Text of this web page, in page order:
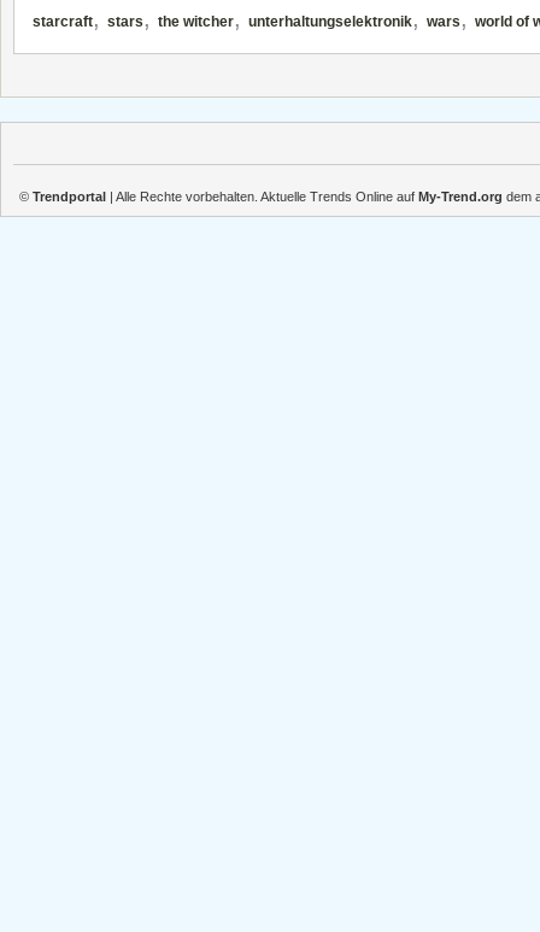
starcraft, stars , the witcher, unterhaltungselektronik, wars , world of
© Trendportal | Alle Rechte vorbehalten. Aktuelle Trends Online auf My-Trend.org dem